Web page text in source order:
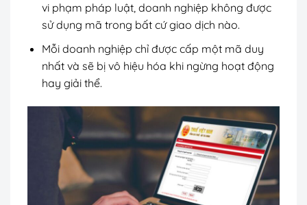
vi phạm pháp luật, doanh nghiệp không được
sử dụng mã trong bất cứ giao dịch nào.
Mỗi doanh nghiệp chỉ được cấp một mã duy
nhất và sẽ bị vô hiệu hóa khi ngừng hoạt động
hay giải thể.